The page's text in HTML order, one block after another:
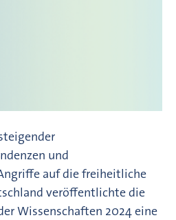
und
auf die freiheitliche
veröffentlichte die
Wissenschaften 2024 eine